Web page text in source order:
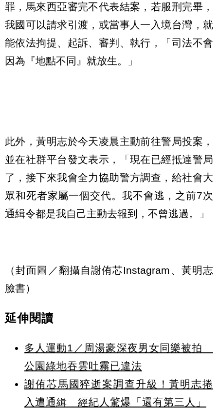
罪，馬來西亞審完不代表結案，若服刑完畢，
我國可以請求引渡，或當事人一入境台灣，就
能依法拘提、起訴、審判、執行，「司法不會
因為『地點不同』就放生。」
此外，黃明志於今天凌晨主動前往警局投案，
並在社群平台發文表示，「現在已經抵達警局
了，接下來我會全力協助警方調查，給社會大
眾和死者家屬一個交代。我不會逃，之前7次
通緝令都是我自己主動去報到，不曾逃過。」
（封面圖／翻攝自謝侑芯Instagram、黃明志
臉書）
延伸閱讀
多人運動1／周湯豪深夜男女同樂被拍
公園綠地吞雲吐霧已違法
謝侑芯馬國猝逝案調查升級！黃明志捲
入遭通緝 經紀人驚爆「還有第三人」